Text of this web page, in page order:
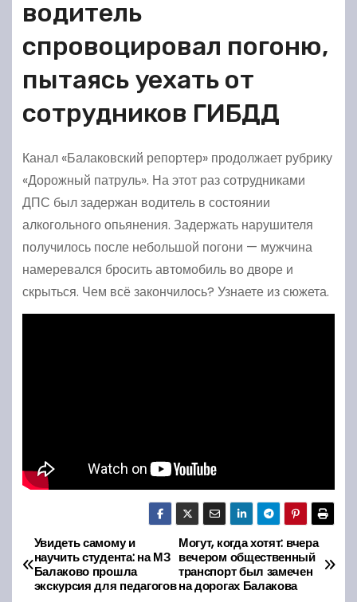
водитель
спровоцировал погоню,
пытаясь уехать от
сотрудников ГИБДД
Канал «Балаковский репортер» продолжает рубрику
«Дорожный патруль». На этот раз сотрудниками
ДПС был задержан водитель в состоянии
алкогольного опьянения. Задержать нарушителя
получилось после небольшой погони — мужчина
намеревался бросить автомобиль во дворе и
скрыться. Чем всё закончилось? Узнаете из сюжета.
Н
а
Могут, когда хотят: вчера
вечером общественный
транспорт был замечен
на дорогах Балакова
Увидеть самому и
научить студента: на МЗ
Балаково прошла
экскурсия для педагогов